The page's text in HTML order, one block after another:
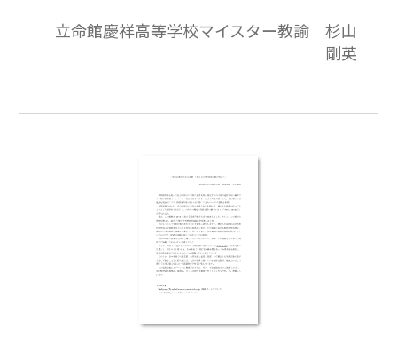
く，高価な器具が必要な場合もあるが，今回
のように体積変化から圧力の変化を推定す
な分野に具体的なイメージを持つことがで
立命館慶祥高等学校マイスター教諭 杉山
剛英